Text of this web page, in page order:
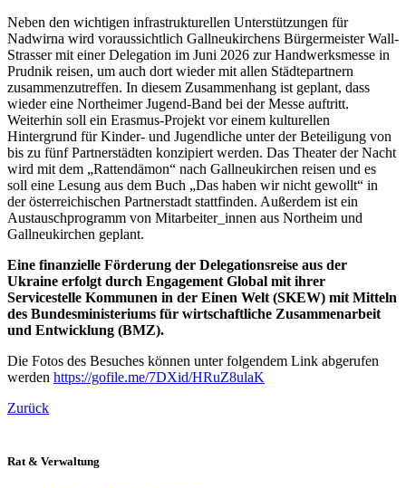
Neben den wichtigen infrastrukturellen Unterstützungen für
Nadwirna wird voraussichtlich Gallneukirchens Bürgermeister Wall-
Strasser mit einer Delegation im Juni 2026 zur Handwerksmesse in
Prudnik reisen, um auch dort wieder mit allen Städtepartnern
zusammenzutreffen. In diesem Zusammenhang ist geplant, dass
wieder eine Northeimer Jugend-Band bei der Messe auftritt.
Weiterhin soll ein Erasmus-Projekt vor einem kulturellen
Hintergrund für Kinder- und Jugendliche unter der Beteiligung von
bis zu fünf Partnerstädten konzipiert werden. Das Theater der Nacht
wird mit dem „Rattendämon“ nach Gallneukirchen reisen und es
soll eine Lesung aus dem Buch „Das haben wir nicht gewollt“ in
der österreichischen Partnerstadt stattfinden. Außerdem ist ein
Austauschprogramm von Mitarbeiter_innen aus Northeim und
Gallneukirchen geplant.
Eine finanzielle Förderung der Delegationsreise aus der
Ukraine erfolgt durch Engagement Global mit ihrer
Servicestelle Kommunen in der Einen Welt (SKEW) mit Mitteln
des Bundesministeriums für wirtschaftliche Zusammenarbeit
und Entwicklung (BMZ).
Die Fotos des Besuches können unter folgendem Link abgerufen
werden https://gofile.me/7DXid/HRuZ8ulaK
Zurück
Rat & Verwaltung